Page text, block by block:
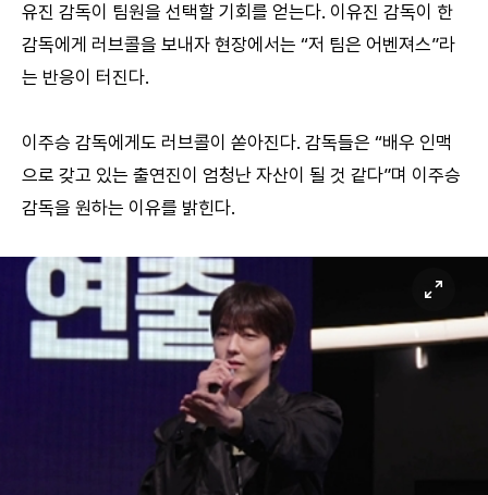
유진 감독이 팀원을 선택할 기회를 얻는다. 이유진 감독이 한
감독에게 러브콜을 보내자 현장에서는 “저 팀은 어벤져스”라
는 반응이 터진다.
이주승 감독에게도 러브콜이 쏟아진다. 감독들은 “배우 인맥
으로 갖고 있는 출연진이 엄청난 자산이 될 것 같다”며 이주승
감독을 원하는 이유를 밝힌다.